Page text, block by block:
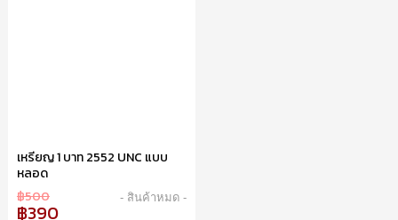
เหรียญ 1 บาท 2552 UNC แบบ
หลอด
฿500
฿390
- สินค้าหมด -